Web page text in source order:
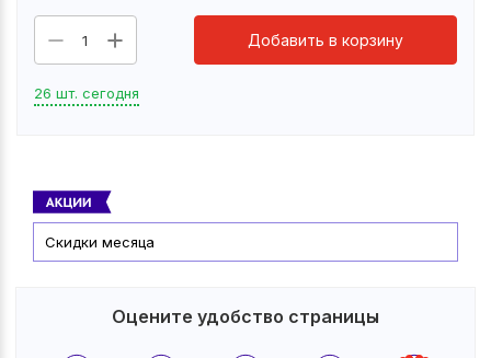
1 Добавить в корзину
26 шт. сегодня
Скидки месяца
Оцените удобство страницы